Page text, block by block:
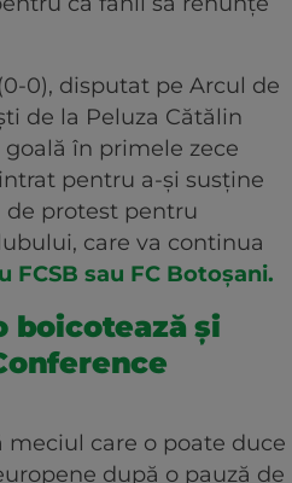
0), disputat pe Arcul de
de la Peluza Cătălin
în primele zece
pentru a-și susține
de protest pentru
care va continua
FCSB sau FC Botoșani.
boicotează și
meciul care o poate duce
după o pauză de